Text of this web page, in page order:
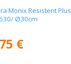
Monix Resistent Plus
Ø30cm
€